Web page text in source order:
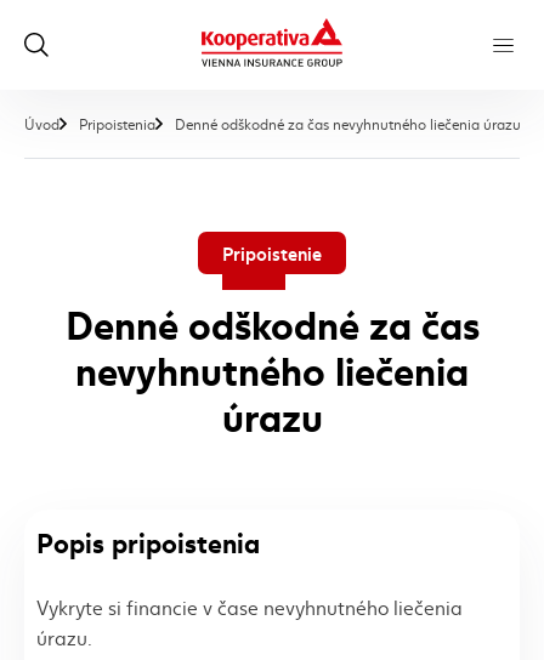
Úvod Pripoistenia Denné odškodné za čas nevyhnutného liečenia úrazu
Pripoistenie
Denné odškodné za čas
nevyhnutného liečenia
úrazu
Popis pripoistenia
Vykryte si financie v čase nevyhnutného liečenia
úrazu.